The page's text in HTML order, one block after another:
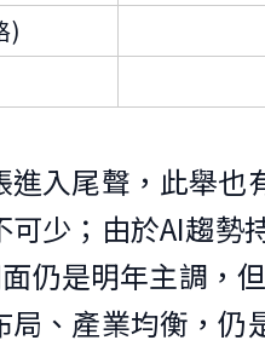
)
入尾聲，此舉也
少；由於AI趨勢
仍是明年主調，
、產業均衡，仍